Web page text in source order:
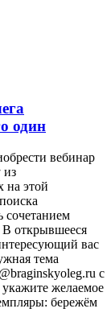
один
вебинар
из
на этой
сочетанием
открывшееся
вас
тема
с
желаемое
бережём